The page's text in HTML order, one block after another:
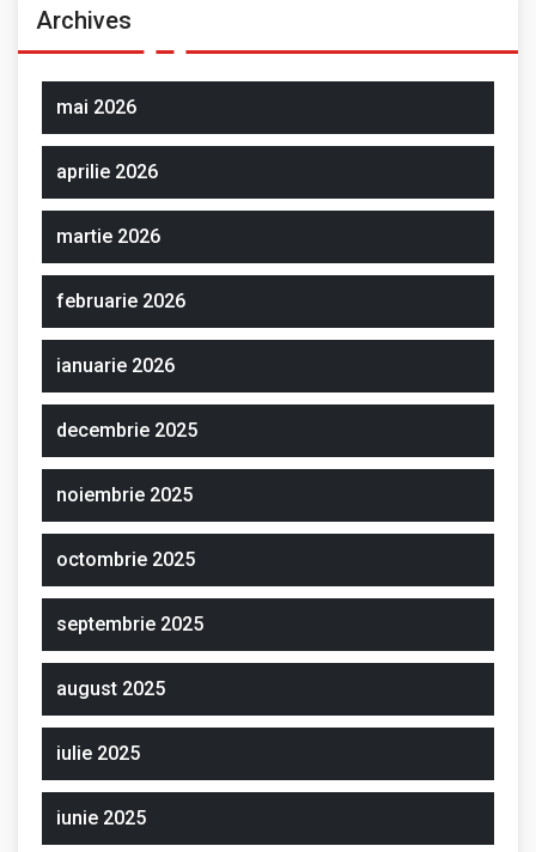
Archives
mai 2026
aprilie 2026
martie 2026
februarie 2026
ianuarie 2026
decembrie 2025
noiembrie 2025
octombrie 2025
septembrie 2025
august 2025
iulie 2025
iunie 2025